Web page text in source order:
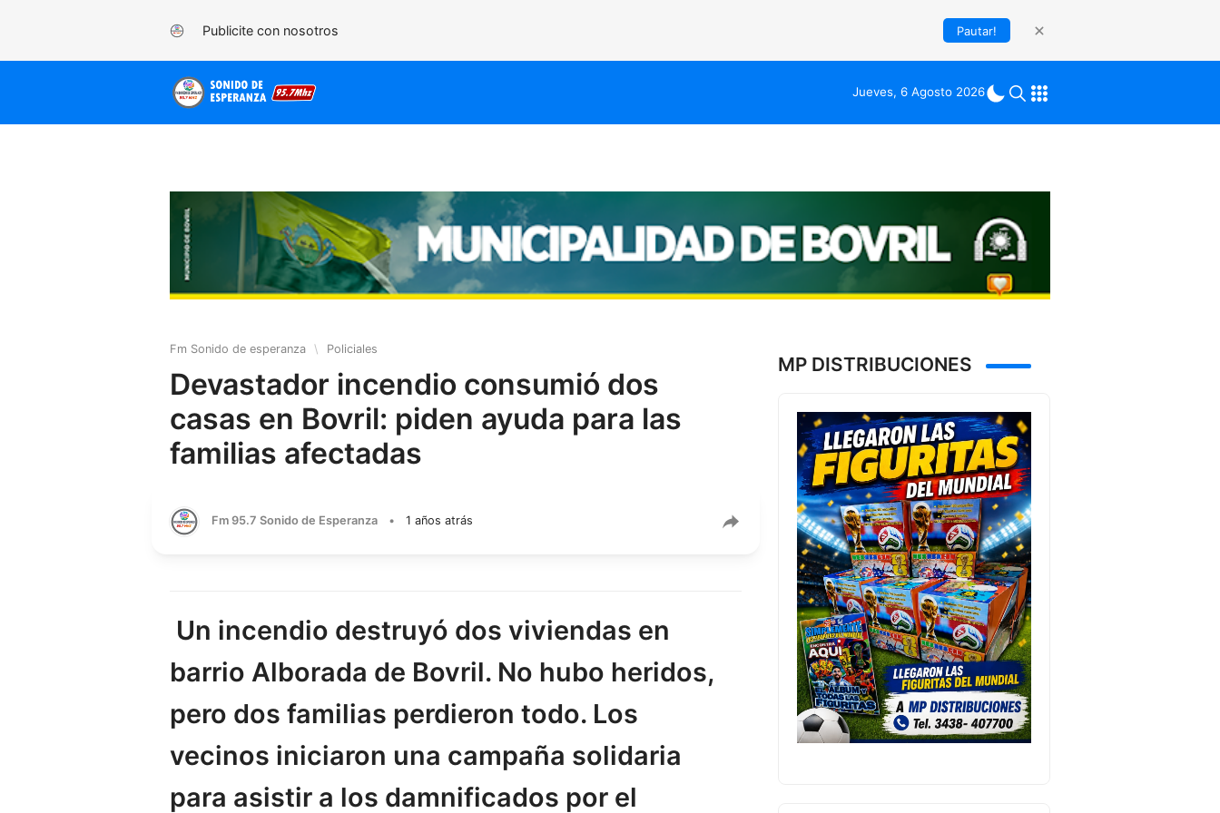
Publicite con nosotros Pautar!
Jueves, 6 Agosto 2026
Fm Sonido de esperanza \ Policiales
Devastador incendio consumió dos
casas en Bovril: piden ayuda para las
familias afectadas
Fm 95.7 Sonido de Esperanza • 1 años atrás
Un incendio destruyó dos viviendas en
barrio Alborada de Bovril. No hubo heridos,
pero dos familias perdieron todo. Los
vecinos iniciaron una campaña solidaria
para asistir a los damnificados por el
MP DISTRIBUCIONES